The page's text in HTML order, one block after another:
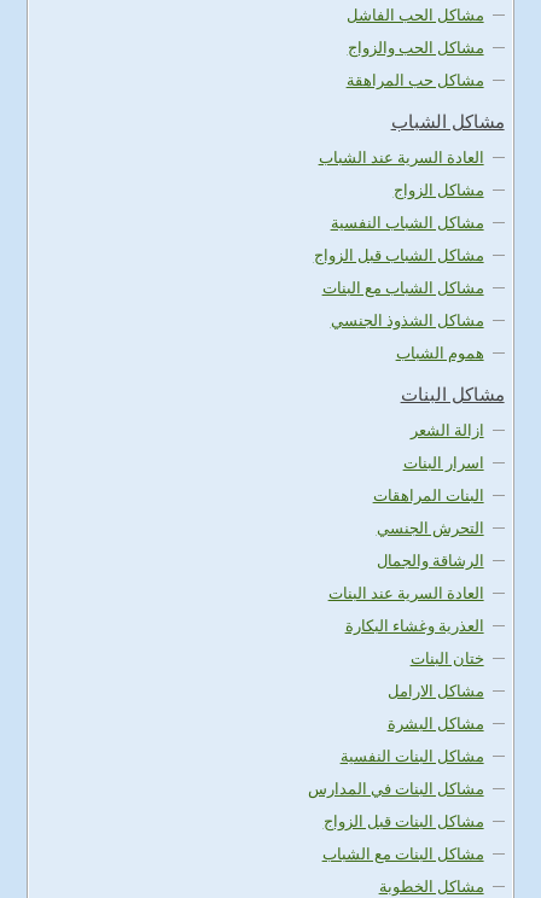
مشاكل الحب الفاشل
مشاكل الحب والزواج
مشاكل حب المراهقة
مشاكل الشباب
العادة السرية عند الشباب
مشاكل الزواج
مشاكل الشباب النفسية
مشاكل الشباب قبل الزواج
مشاكل الشباب مع البنات
مشاكل الشذوذ الجنسي
هموم الشباب
مشاكل البنات
ازالة الشعر
اسرار البنات
البنات المراهقات
التحرش الجنسي
الرشاقة والجمال
العادة السرية عند البنات
العذرية وغشاء البكارة
ختان البنات
مشاكل الارامل
مشاكل البشرة
مشاكل البنات النفسية
مشاكل البنات في المدارس
مشاكل البنات قبل الزواج
مشاكل البنات مع الشباب
مشاكل الخطوبة